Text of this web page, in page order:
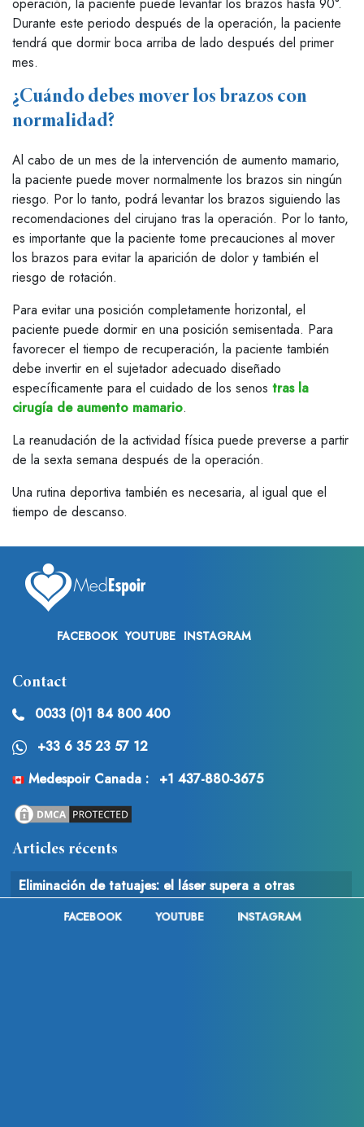
operación, la paciente puede levantar los brazos hasta 90°.
Durante este periodo después de la operación, la paciente
tendrá que dormir boca arriba de lado después del primer
mes.
¿Cuándo debes mover los brazos con
normalidad?
Al cabo de un mes de la intervención de aumento mamario,
la paciente puede mover normalmente los brazos sin ningún
riesgo. Por lo tanto, podrá levantar los brazos siguiendo las
recomendaciones del cirujano tras la operación. Por lo tanto,
es importante que la paciente tome precauciones al mover
los brazos para evitar la aparición de dolor y también el
riesgo de rotación.
Para evitar una posición completamente horizontal, el
paciente puede dormir en una posición semisentada. Para
favorecer el tiempo de recuperación, la paciente también
debe invertir en el sujetador adecuado diseñado
específicamente para el cuidado de los senos tras la
cirugía de aumento mamario.
La reanudación de la actividad física puede preverse a partir
de la sexta semana después de la operación.
Una rutina deportiva también es necesaria, al igual que el
tiempo de descanso.
FACEBOOK YOUTUBE INSTAGRAM
Contact
0033 (0)1 84 800 400
+33 6 35 23 57 12
Medespoir Canada :
+1 437-880-3675
Articles récents
Eliminación de tatuajes: el láser supera a otras
FACEBOOK YOUTUBE INSTAGRAM